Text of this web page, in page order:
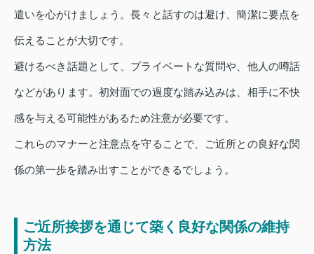
遣いを心がけましょう。長々と話すのは避け、簡潔に要点を
伝えることが大切です。
避けるべき話題として、プライベートな質問や、他人の噂話
などがあります。初対面での過度な踏み込みは、相手に不快
感を与える可能性があるため注意が必要です。
これらのマナーと注意点を守ることで、ご近所との良好な関
係の第一歩を踏み出すことができるでしょう。
ご近所挨拶を通じて築く良好な関係の維持
方法